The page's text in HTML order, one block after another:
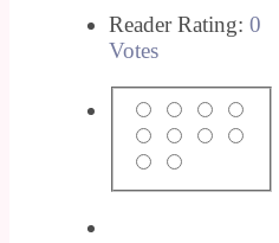
Reader Rating: 0
Votes